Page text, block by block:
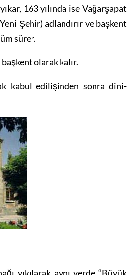
163 yılında ise Vağarşapat
Şehir) adlandırır ve başkent
sürer.
olarak kalır.
kabul edilişinden sonra dini-
yıkılarak aynı yerde “Büyük